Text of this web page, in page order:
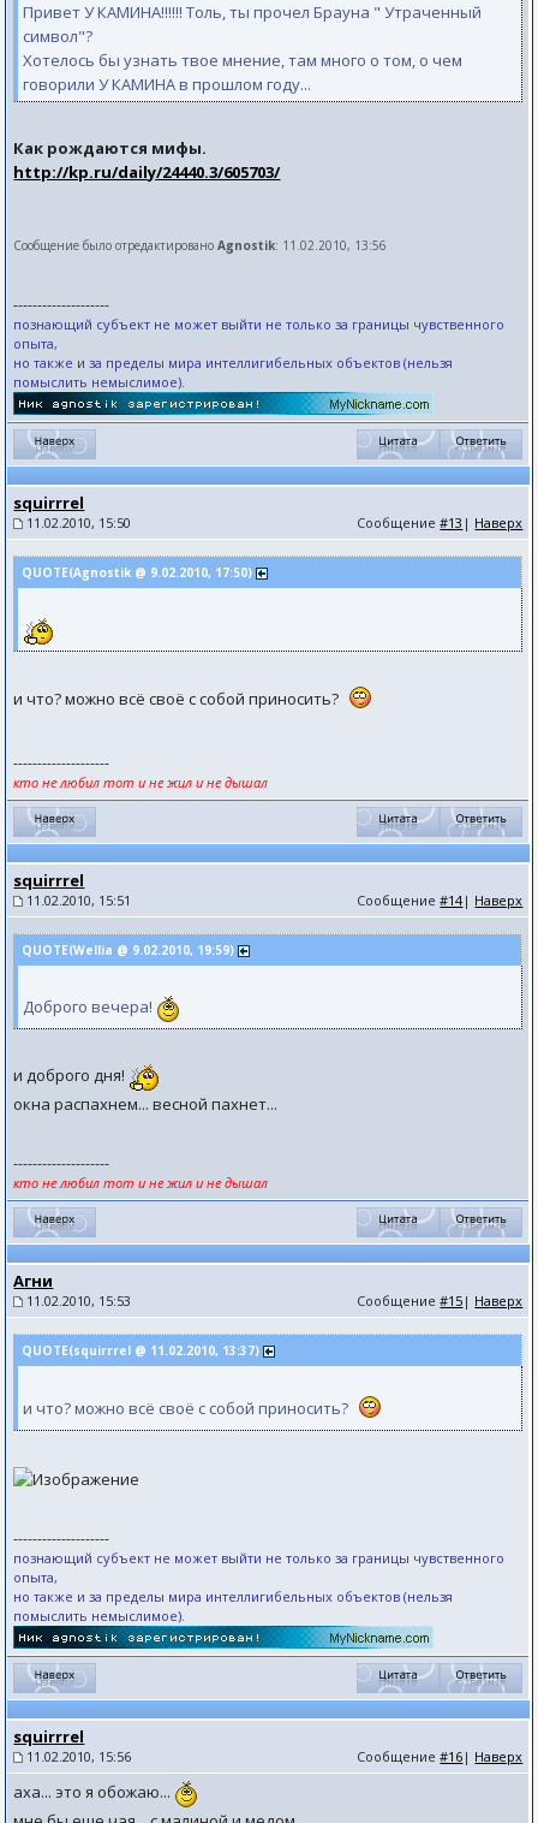
Привет У КАМИНА!!!!!! Толь, ты прочел Брауна " Утраченный
символ"?
Хотелось бы узнать твое мнение, там много о том, о чем
говорили У КАМИHА в прошлом году...
Как рождаются мифы.
http://kp.ru/daily/24440.3/605703/
Сообщение было отредактированоAgnostik: 11.02.2010, 13:56
--------------------
познающий субъект не может выйти не только за границы чувственного
опыта,
но также и за пределы мира интеллигибельных объектов (нельзя
помыслить немыслимое).
squirrrel
11.02.2010, 15:50 Сообщение#13 | Наверх
QUOTE(Agnostik @ 9.02.2010, 17:50)
и что? можно всё своё с собой приносить?
--------------------
кто не любил тот и не жил и не дышал
squirrrel
11.02.2010, 15:51 Сообщение#14| Наверх
QUOTE(Wellia @ 9.02.2010, 19:59)
Доброго вечера!
и доброго дня!
окна распахнем... весной пахнет...
--------------------
кто не любил тот и не жил и не дышал
Агни
11.02.2010, 15:53 Сообщение#15 | Наверх
QUOTE(squirrrel @ 11.02.2010, 13:37)
и что? можно всё своё с собой приносить?
--------------------
познающий субъект не может выйти не только за границы чувственного
опыта,
но также и за пределы мира интеллигибельных объектов (нельзя
помыслить немыслимое).
squirrrel
11.02.2010, 15:56 Сообщение#16 | Наверх
аха... это я обожаю...